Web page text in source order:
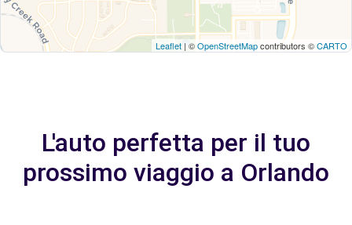
Leaflet | ©OpenStreetMapcontributors ©CARTO
L'auto perfetta per il tuo
prossimo viaggio a Orlando